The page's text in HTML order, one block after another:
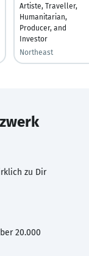
Artiste, Traveller,
Humanitarian,
Producer, and
Investor
Northeast
zu Dir
20.000